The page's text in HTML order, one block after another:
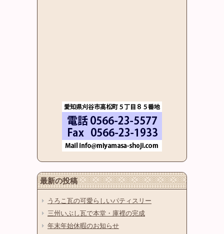
最新の投稿
うろこ瓦の可愛らしいパティスリー
三州いぶし瓦で本堂・庫裡の完成
年末年始休暇のお知らせ